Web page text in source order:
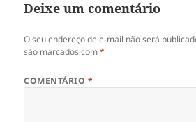
Deixe um comentário
O seu endereço de e-mail não será
são marcados com*
COMENTÁRIO *